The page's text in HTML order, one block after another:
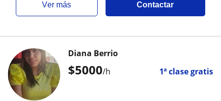
ver más Contactar
$5000/h 1ª clase gratis
Diana Berrio